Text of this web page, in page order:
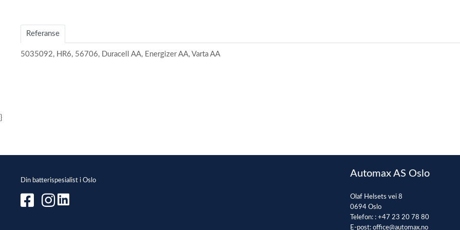
of
Referanse
5035092, HR6, 56706, Duracell AA, Energizer AA, Varta AA
}
Din batterispesialist i Oslo
Automax AS Oslo
Olaf Helsets vei 8
0694 Oslo
Telefon: : +47 23 20 78 80
E-post: office@automax.no